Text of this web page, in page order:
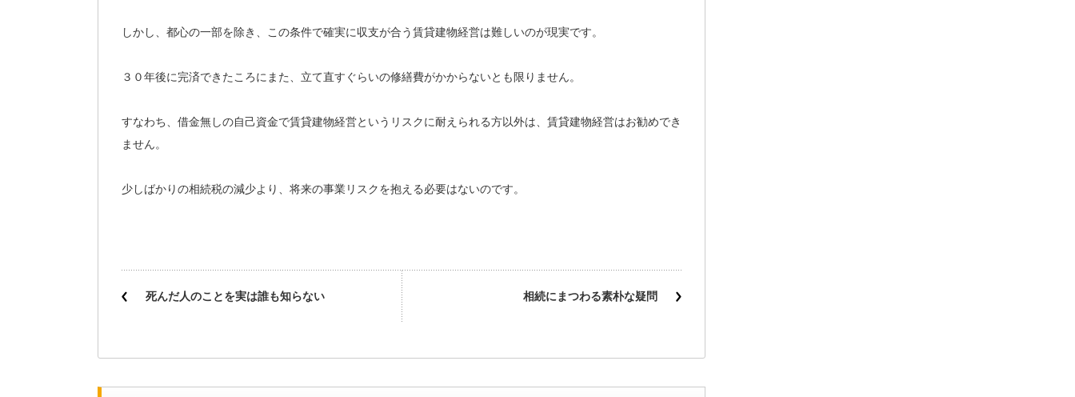
しかし、都心の一部を除き、この条件で確実に収支が合う賃貸建物経営は難しいのが現実です。
３０年後に完済できたころにまた、立て直すぐらいの修繕費がかからないとも限りません。
すなわち、借金無しの自己資金で賃貸建物経営というリスクに耐えられる方以外は、賃貸建物経営はお勧めでき
ません。
少しばかりの相続税の減少より、将来の事業リスクを抱える必要はないのです。
死んだ人のことを実は誰も知らない 相続にまつわる素朴な疑問